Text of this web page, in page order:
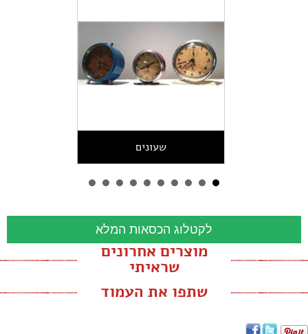
שעונים
לקטלוג הכסאות המלא
מוצרים אחרונים
שראיתי
שתפו את העמוד